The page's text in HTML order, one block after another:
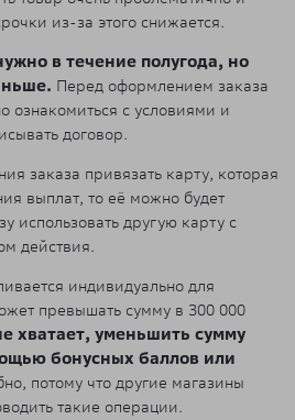
из-за этого снижается.
в течение полугода, но
Перед оформлением заказа
ознакомиться с условиями и
договор.
заказа привязать карту, которая
выплат, то её можно будет
использовать другую карту с
действия.
индивидуально для
превышать сумму в 300 000
хватает, уменьшить сумму
бонусных баллов или
потому что другие магазины
такие операции.